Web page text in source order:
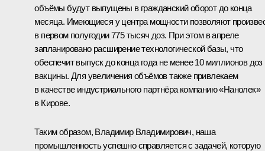
объёмы будут выпущены в гражданский оборот до конца
месяца. Имеющиеся у центра мощности позволяют
в первом полугодии 775 тысяч доз. При этом в апреле
запланировано расширение технологической базы, что
обеспечит выпуск до конца года не менее 10 миллионов доз
вакцины. Для увеличения объёмов также привлекаем
в качестве индустриального партнёра компанию «Нанолек»
в Кирове.
Таким образом, Владимир Владимирович, наша
промышленность успешно справляется с задачей, которую